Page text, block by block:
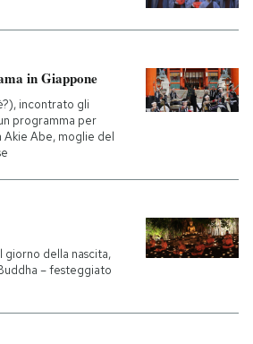
in Giappone
incontrato gli
programma per
Abe, moglie del
giorno della nascita,
– festeggiato